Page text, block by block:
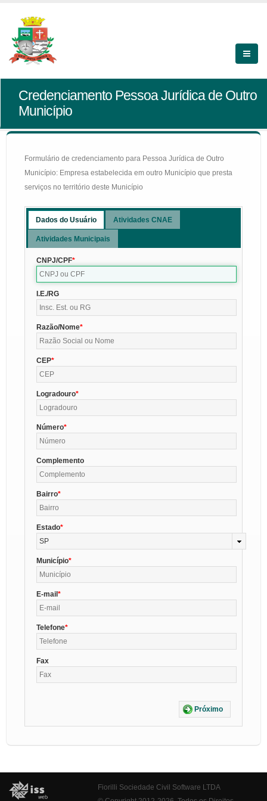
Credenciamento Pessoa Jurídica de Outro
Município
Formulário de credenciamento para Pessoa Jurídica de Outro
Município: Empresa estabelecida em outro Município que presta
serviços no território deste Município
Dados do Usuário Atividades CNAE
Atividades Municipais
CNPJ/CPF
I.E./RG
Razão/Nome
CEP
Logradouro
Número
Complemento
Bairro
Estado
SP
Município
E-mail
Telefone
Fax
Próximo
Fiorilli Sociedade Civil Software LTDA